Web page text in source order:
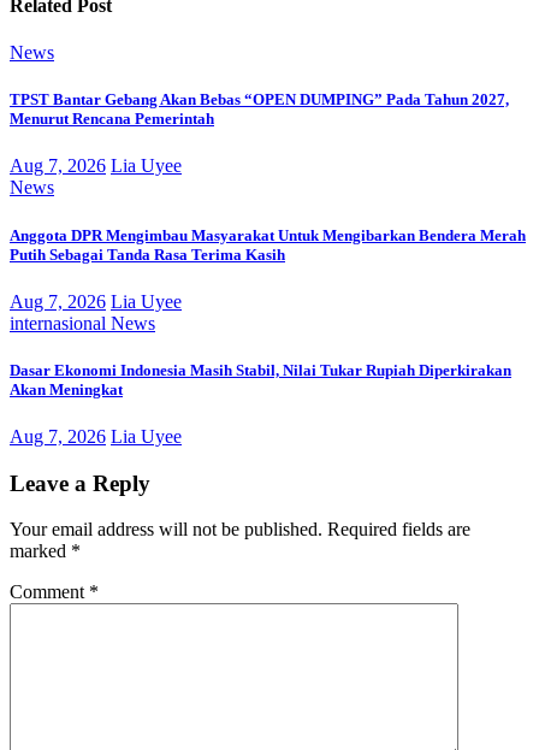
Related Post
News
TPST Bantar Gebang Akan Bebas “OPEN DUMPING” Pada Tahun 2027,
Menurut Rencana Pemerintah
Aug 7, 2026 Lia Uyee
News
Anggota DPR Mengimbau Masyarakat Untuk Mengibarkan Bendera Merah
Putih Sebagai Tanda Rasa Terima Kasih
Aug 7, 2026 Lia Uyee
internasional News
Dasar Ekonomi Indonesia Masih Stabil, Nilai Tukar Rupiah Diperkirakan
Akan Meningkat
Aug 7, 2026 Lia Uyee
Leave a Reply
Your email address will not be published. Required fields are
marked *
Comment *